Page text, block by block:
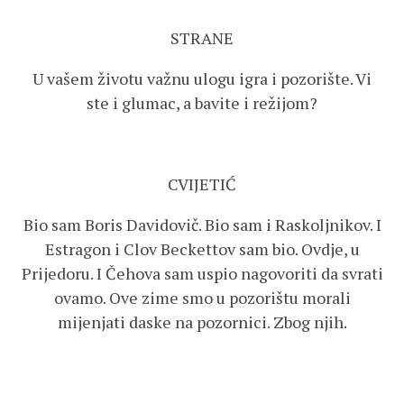
STRANE
U vašem životu važnu ulogu igra i pozorište. Vi
ste i glumac, a bavite i režijom?
CVIJETIĆ
Bio sam Boris Davidovič. Bio sam i Raskoljnikov. I
Estragon i Clov Beckettov sam bio. Ovdje, u
Prijedoru. I Čehova sam uspio nagovoriti da svrati
ovamo. Ove zime smo u pozorištu morali
mijenjati daske na pozornici. Zbog njih.